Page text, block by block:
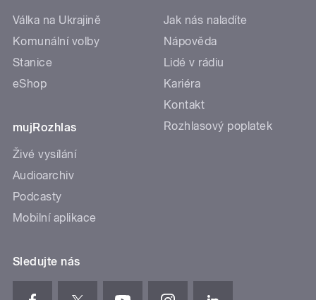
Válka na Ukrajině
Komunální volby
Stanice
eShop
mujRozhlas
Živé vysílání
Audioarchiv
Podcasty
Mobilní aplikace
Jak nás naladíte
Nápověda
Lidé v rádiu
Kariéra
Kontakt
Rozhlasový poplatek
Sledujte nás